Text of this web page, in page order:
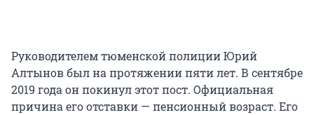
Руководителем тюменской полиции Юрий
Алтынов был на протяжении пяти лет. В сентябре
2019 года он покинул этот пост. Официальная
причина его отставки — пенсионный возраст. Его